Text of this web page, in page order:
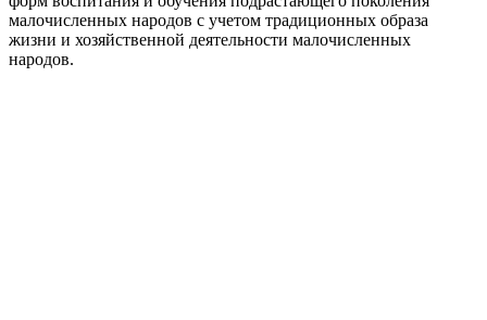
малочисленных народов с учетом традиционных образа
жизни и хозяйственной деятельности малочисленных
народов.